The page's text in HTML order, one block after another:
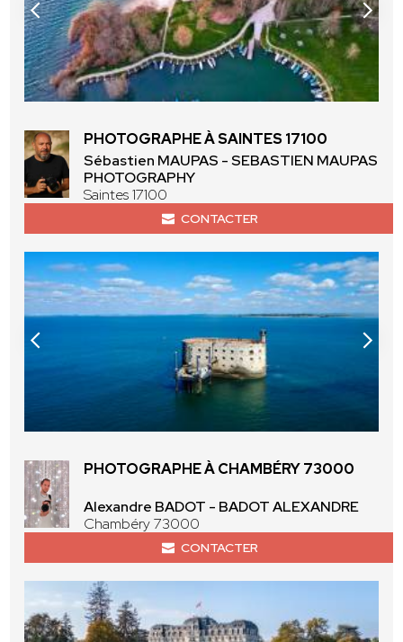
PHOTOGRAPHE À SAINTES 17100
Sébastien MAUPAS - SEBASTIEN MAUPAS
PHOTOGRAPHY
Saintes 17100
CONTACTER
PHOTOGRAPHE À CHAMBÉRY 73000
Alexandre BADOT - BADOT ALEXANDRE
Chambéry 73000
CONTACTER